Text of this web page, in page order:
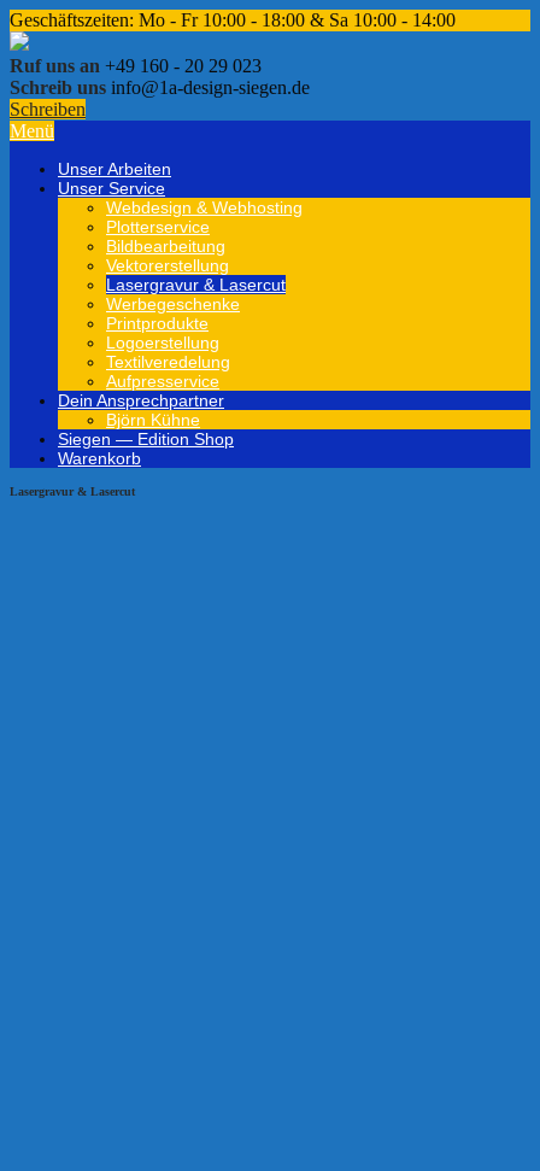
Geschäftszeiten: Mo - Fr 10:00 - 18:00 & Sa 10:00 - 14:00
Ruf uns an +49 160 - 20 29 023
Schreib uns info@1a-design-siegen.de
Schreiben
Menü
Unser Arbei­ten
Unser Ser­vice
Web­de­sign & Web­ho­sting
Plot­ter­ser­vice
Bild­be­ar­bei­tung
Vek­to­rer­stel­lung
Laser­gra­vur & Laser­cut
Wer­be­ge­schenke
Print­pro­dukte
Logo­er­stel­lung
Tex­til­ver­ede­lung
Auf­pres­ser­vice
Dein Ansprech­part­ner
Björn Kühne
Sie­gen — Edi­tion Shop
Waren­korb
Laser­gra­vur & Laser­cut